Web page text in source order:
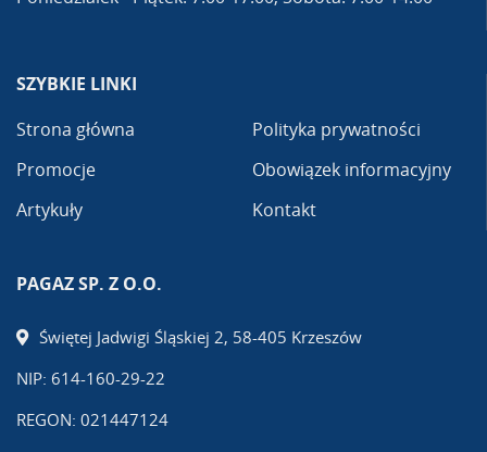
SZYBKIE LINKI
Strona główna
Promocje
Artykuły
Polityka prywatności
Obowiązek informacyjny
Kontakt
PAGAZ SP. Z O.O.
Świętej Jadwigi Śląskiej 2, 58-405 Krzeszów
NIP: 614-160-29-22
REGON: 021447124